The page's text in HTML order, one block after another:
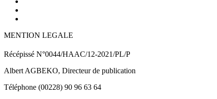
MENTION LEGALE
Récépissé N°0044/HAAC/12-2021/PL/P
Albert AGBEKO, Directeur de publication
Téléphone (00228) 90 96 63 64